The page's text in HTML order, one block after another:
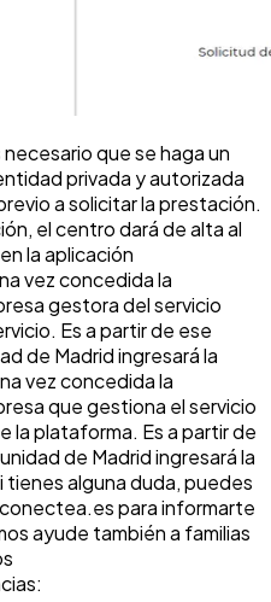
que se haga un
privada y autorizada
a solicitar la prestación.
el centro dará de alta al
la aplicación
vez concedida la
gestora del servicio
Es a partir de ese
de Madrid ingresará la
vez concedida la
que gestiona el servicio
la plataforma. Es a partir de
de Madrid ingresará la
tienes alguna duda, puedes
para informarte
ayude también a familias